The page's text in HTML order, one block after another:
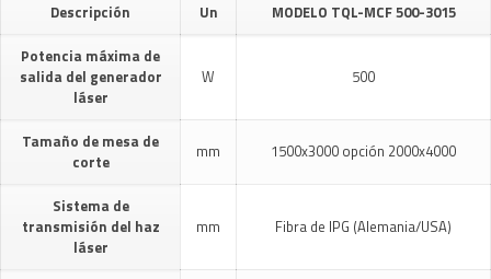
Descripción Un
MODELO TQL-MCF 500-3015
Potencia máxima de
salida del generador
láser
W 500
Tamaño de mesa de
corte
mm 1500x3000 opción 2000x4000
Sistema de
transmisión del haz
láser
mm Fibra de IPG (Alemania/USA)